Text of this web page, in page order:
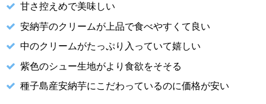
甘さ控えめで美味しい
安納芋のクリームが上品で食べやすくて良い
中のクリームがたっぷり入っていて嬉しい
紫色のシュー生地がより食欲をそそる
種子島産安納芋にこだわっているのに価格が安い